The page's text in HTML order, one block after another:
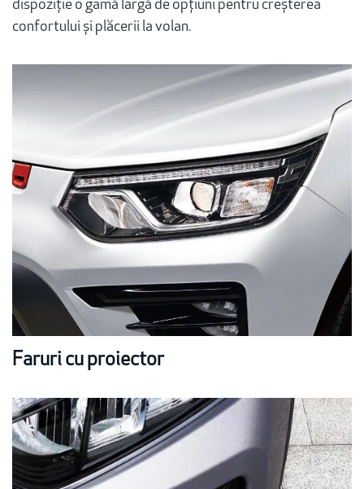
dispoziție o gamă largă de opțiuni pentru creșterea
confortului și plăcerii la volan.
Faruri cu proiector